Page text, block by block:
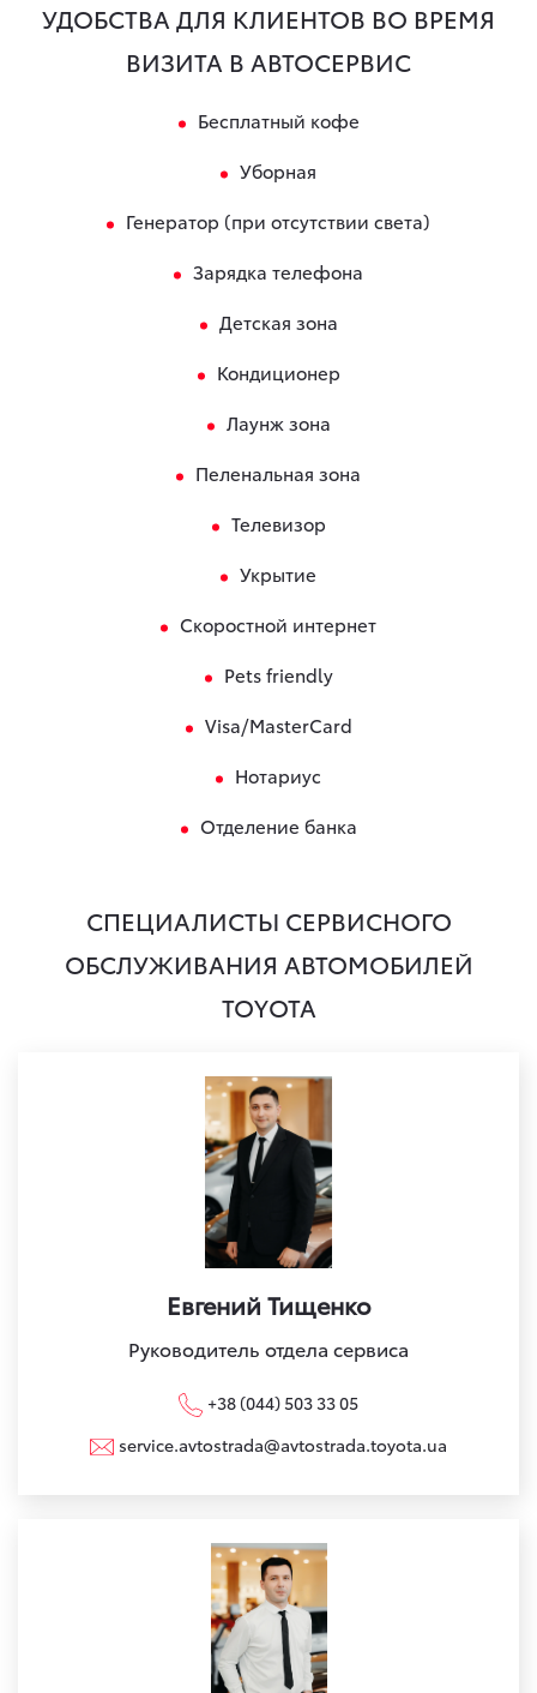
УДОБСТВА ДЛЯ КЛИЕНТОВ ВО ВРЕМЯ
ВИЗИТА В АВТОСЕРВИС
Бесплатный кофе
Уборная
Генератор (при отсутствии света)
Зарядка телефона
Детская зона
Кондиционер
Лаунж зона
Пеленальная зона
Телевизор
Укрытие
Скоростной интернет
Pets friendly
Visa/MasterCard
Нотариус
Отделение банка
СПЕЦИАЛИСТЫ СЕРВИСНОГО
ОБСЛУЖИВАНИЯ АВТОМОБИЛЕЙ
TOYOTA
Евгений Тищенко
Руководитель отдела сервиса
+38 (044) 503 33 05
service.avtostrada@avtostrada.toyota.ua